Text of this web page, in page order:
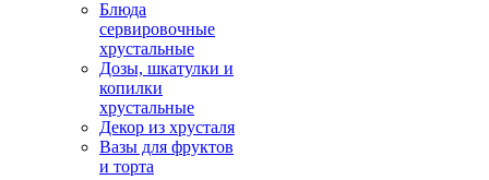
Блюда
сервировочные
хрустальные
Дозы, шкатулки и
копилки
хрустальные
Декор из хрусталя
Вазы для фруктов
и торта